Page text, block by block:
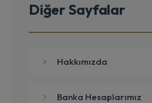
Diğer Sayfalar
Hakkımızda
Banka Hesaplarımız